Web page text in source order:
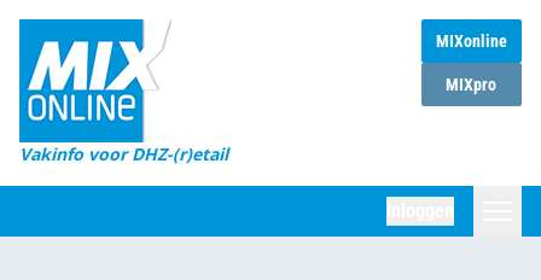
MIXonline
MIXpro
Vakinfo voor DHZ-(r)etail
Home
Magazines
DHZ Sessie